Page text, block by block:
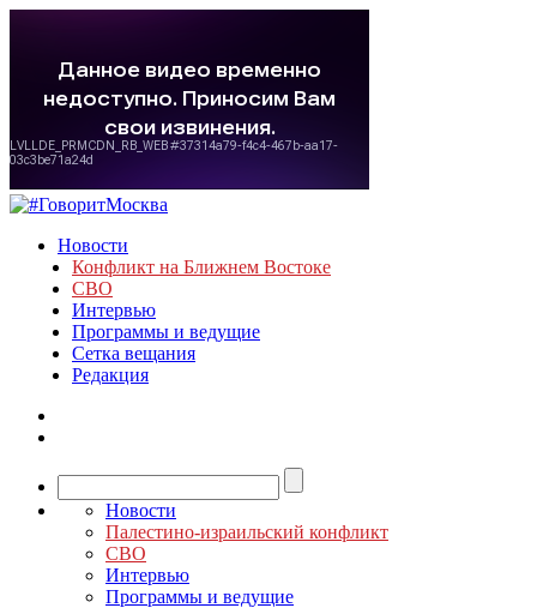
Новости
Конфликт на Ближнем Востоке
СВО
Интервью
Программы и ведущие
Сетка вещания
Редакция
Новости
Палестино-израильский конфликт
СВО
Интервью
Программы и ведущие